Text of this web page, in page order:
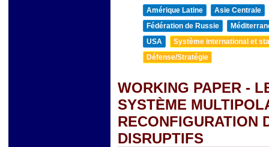
Amérique Latine
Asie Centrale
Fédération de Russie
USA
Système international et
Défense/Stratégie
WORKING PAPER -
SYSTÈME
RECONFIGURATION
DISRUPTIFS